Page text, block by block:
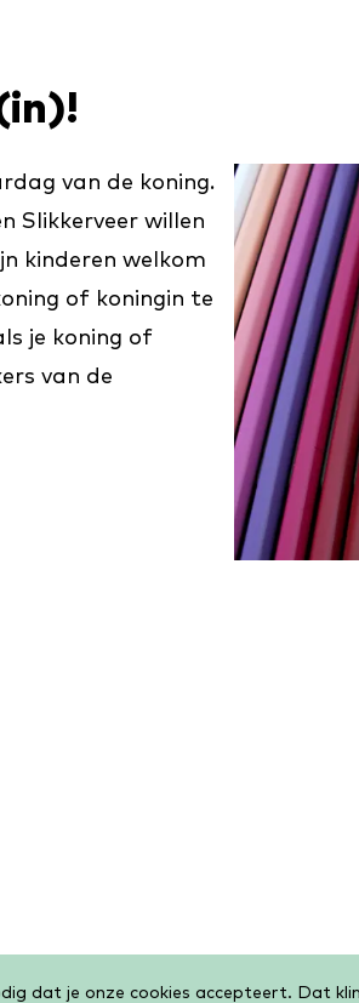
dat je onze cookies accepteert. Dat
van de koning.
Slikkerveer willen
kinderen welkom
of koningin te
je koning of
van de